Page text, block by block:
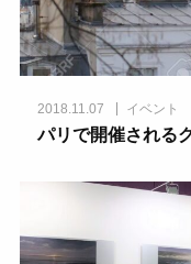
2018.11.07 イベント
パリで開催される